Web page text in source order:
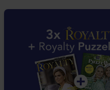
Royalty participeert in diverse
dat Royalty commissies ontvangt